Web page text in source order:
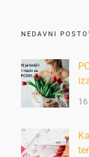
NEDAVNI